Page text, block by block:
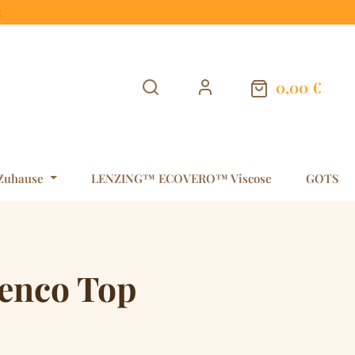
0,00 €
Warenkorb
LENZING™ ECOVERO™ Viscose GOTS
Top